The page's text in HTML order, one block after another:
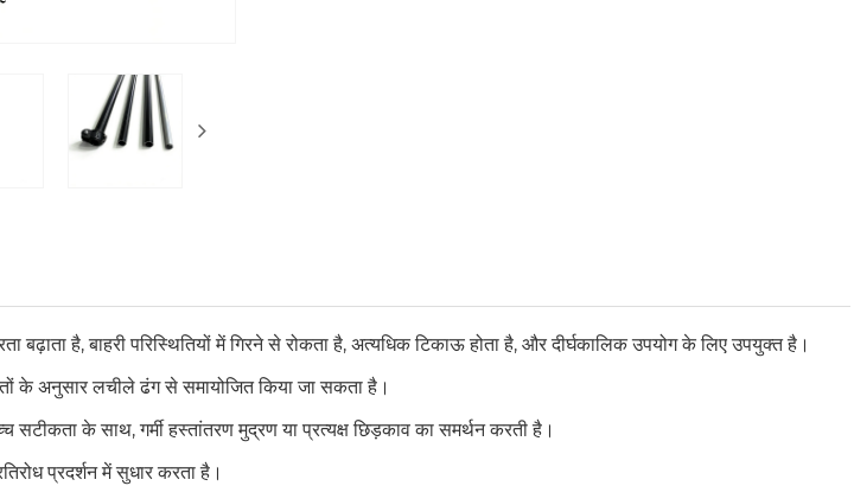
बढ़ाता है, बाहरी परिस्थितियों में गिरने से रोकता है, अत्यधिक टिकाऊ होता है, और दीर्घकालिक उपयोग के लिए उपयुक्त है।
के अनुसार लचीले ढंग से समायोजित किया जा सकता है।
सटीकता के साथ, गर्मी हस्तांतरण मुद्रण या प्रत्यक्ष छिड़काव का समर्थन करती है।
प्रदर्शन में सुधार करता है।